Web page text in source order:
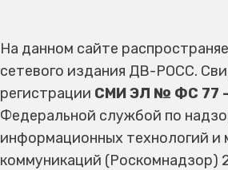
На данном сайте
сетевого издания ДВ-РОСС.
регистрации СМИ ЭЛ № ФС 77 -
Федеральной службой по
информационных технологий и
коммуникаций (Роскомнадзор)